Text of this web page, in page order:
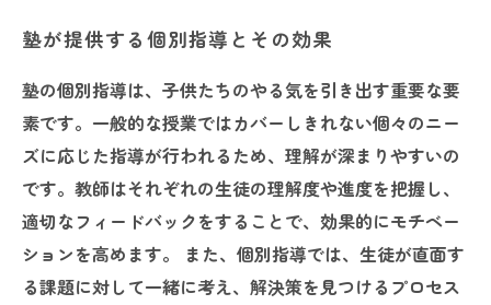
塾が提供する個別指導とその効果
塾の個別指導は、子供たちのやる気を引き出す重要な要
素です。一般的な授業ではカバーしきれない個々のニー
ズに応じた指導が行われるため、理解が深まりやすいの
です。教師はそれぞれの生徒の理解度や進度を把握し、
適切なフィードバックをすることで、効果的にモチベー
ションを高めます。 また、個別指導では、生徒が直面す
る課題に対して一緒に考え、解決策を見つけるプロセス